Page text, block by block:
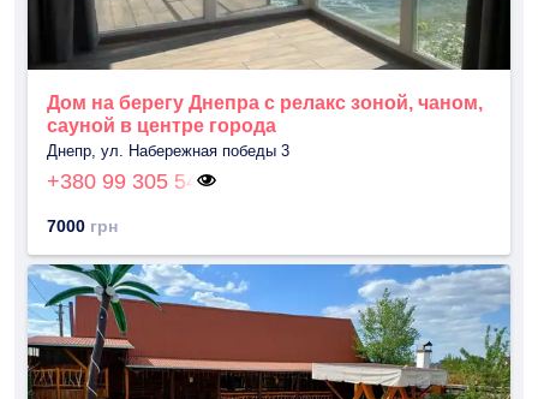
Дом на берегу Днепра с релакс зоной, чаном,
сауной в центре города
Днепр, ул. Набережная победы 3
+380 99 305 54
7000 грн